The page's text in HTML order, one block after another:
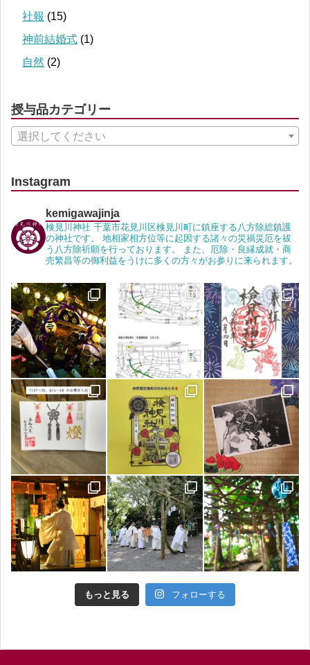
社報 (15)
神前結婚式 (1)
自然 (2)
授与品カテゴリー
選択してください
Instagram
kemigawajinja
検見川神社 千葉市花見川区検見川町に鎮座する八方除総鎮護
の神社です。 地相家相方位等に起因する諸々の災禍災厄を祓
う八方除祈願を行っております。 また、厄除・良縁成就・商
売繁昌等の御利益をうけに多くの方々がお参りに来られます。
もっと見る フォローする